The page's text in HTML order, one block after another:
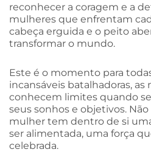
reconhecer a coragem e a
mulheres que enfrentam
cabeça erguida e o peito
transformar o mundo.
Este é o momento para
incansáveis batalhadoras,
conhecem limites quando
seus sonhos e objetivos.
mulher tem dentro de si
ser alimentada, uma força
celebrada.